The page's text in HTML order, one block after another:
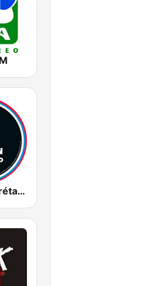
Imagen Querétaro 94.7 FM